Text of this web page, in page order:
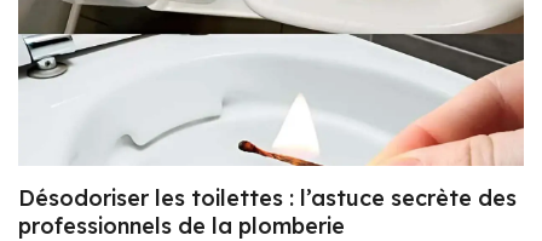
Désodoriser les toilettes : l’astuce secrète des
professionnels de la plomberie